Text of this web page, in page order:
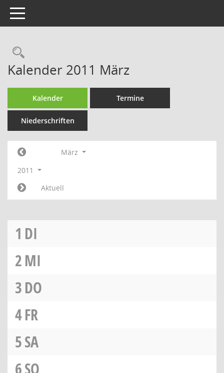
Toggle navigation
Rechercheauswahl
Kalender 2011 März
Kalender Termine
Niederschriften
März
2011
Aktuell
1 DI
2MI
3DO
4FR
5SA
6SO